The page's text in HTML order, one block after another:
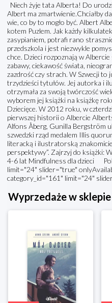
Niech żyje tata Alberta! Do
Albert ma zmartwienie.Chciałby
wie, co by to mogło być. Albert
kotem Puzlem. Jak każdy
zasypianiem, potrafi rano
przedszkola i jest niezwykle
chce. Dzieci rozpoznają w
zabawy, ciekawość świata,
zazdrość czy strach. W Szwecji to
trzydzieści tytułów. Jej autorka i
otrzymała za swoją twórczość
wyborem jej książki na książkę
Dziecięce. W 2012 roku, w
pierwszej historii o Albercie
Alfons Åberg, Gunilla Bergström
szwedzki rząd medalem Illis
literacką i ilustratorską
perspektywy”. Zajrzyj do książki:
4-6 lat Mindfulness dla dzieci
limit="24" slider="true"
category_id="161" limit="24"
Wyprzedaże w